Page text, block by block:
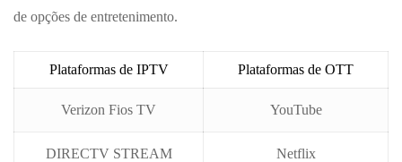
de opções de entretenimento.
Plataformas de IPTV Plataformas de OTT
Verizon Fios TV YouTube
DIRECTV STREAM Netflix